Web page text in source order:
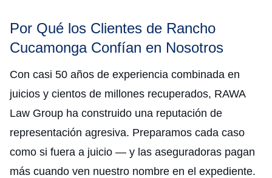
Por Qué los Clientes de Rancho
Cucamonga Confían en Nosotros
Con casi 50 años de experiencia combinada en
juicios y cientos de millones recuperados, RAWA
Law Group ha construido una reputación de
representación agresiva. Preparamos cada caso
como si fuera a juicio — y las aseguradoras pagan
más cuando ven nuestro nombre en el expediente.